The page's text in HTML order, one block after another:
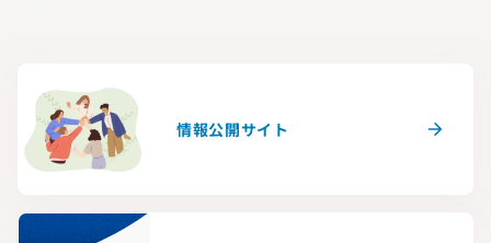
情報公開サイト